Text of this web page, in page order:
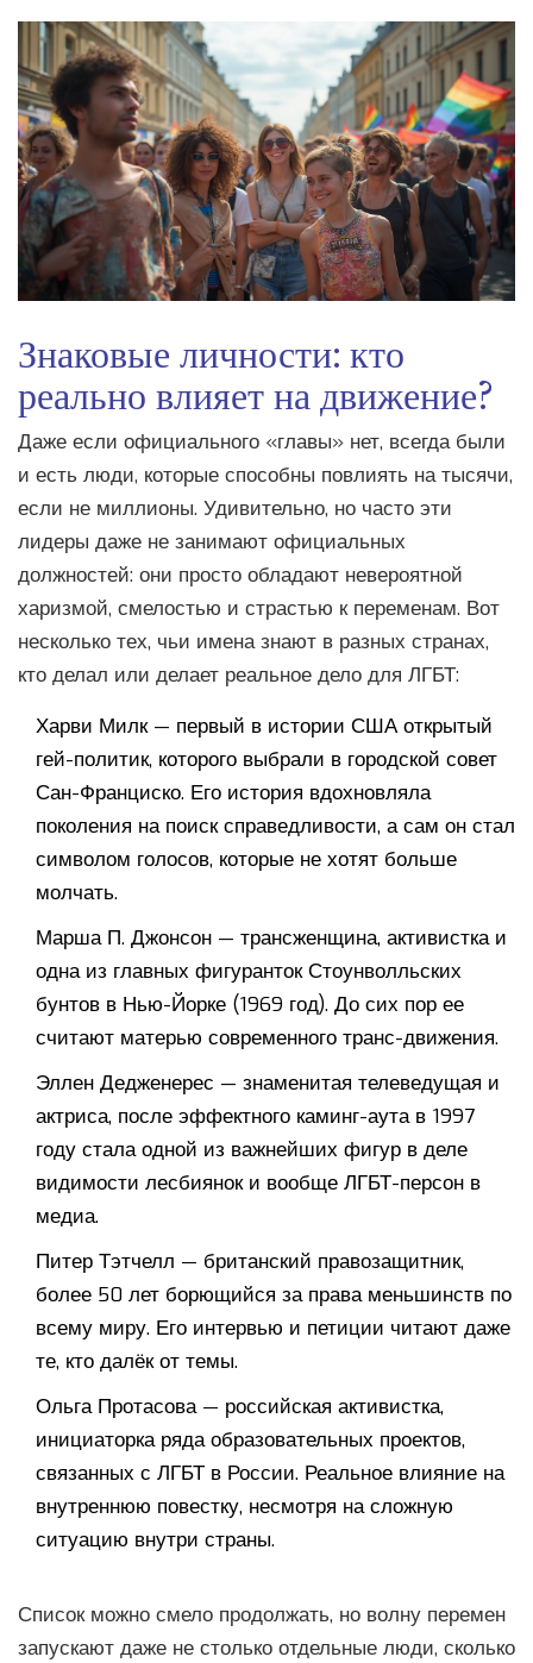
Знаковые личности: кто
реально влияет на движение?
Даже если официального «главы» нет, всегда были
и есть люди, которые способны повлиять на тысячи,
если не миллионы. Удивительно, но часто эти
лидеры даже не занимают официальных
должностей: они просто обладают невероятной
харизмой, смелостью и страстью к переменам. Вот
несколько тех, чьи имена знают в разных странах,
кто делал или делает реальное дело для ЛГБТ:
Харви Милк — первый в истории США открытый
гей-политик, которого выбрали в городской совет
Сан-Франциско. Его история вдохновляла
поколения на поиск справедливости, а сам он стал
символом голосов, которые не хотят больше
молчать.
Марша П. Джонсон — трансженщина, активистка и
одна из главных фигуранток Стоунволльских
бунтов в Нью-Йорке (1969 год). До сих пор ее
считают матерью современного транс-движения.
Эллен Дедженерес — знаменитая телеведущая и
актриса, после эффектного каминг-аута в 1997
году стала одной из важнейших фигур в деле
видимости лесбиянок и вообще ЛГБТ-персон в
медиа.
Питер Тэтчелл — британский правозащитник,
более 50 лет борющийся за права меньшинств по
всему миру. Его интервью и петиции читают даже
те, кто далёк от темы.
Ольга Протасова — российская активистка,
инициаторка ряда образовательных проектов,
связанных с ЛГБТ в России. Реальное влияние на
внутреннюю повестку, несмотря на сложную
ситуацию внутри страны.
Список можно смело продолжать, но волну перемен
запускают даже не столько отдельные люди, сколько